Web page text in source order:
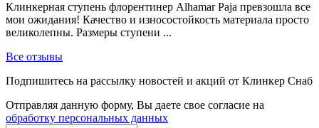
Клинкерная ступень флорентинер Alhamar Paja превзошла все
мои ожидания! Качество и износостойкость материала просто
великолепны. Размеры ступени ...
Все отзывы
Подпишитесь на рассылку новостей и акций от Клинкер Снаб
Отправляя данную форму, Вы даете свое согласие на
обработку персональных данных